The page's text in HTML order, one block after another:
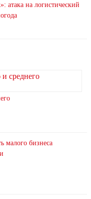
атака на логистический
малого бизнеса